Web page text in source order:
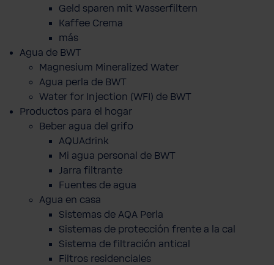
Geld sparen mit Wasserfiltern
Kaffee Crema
más
Agua de BWT
Magnesium Mineralized Water
Agua perla de BWT
Water for Injection (WFI) de BWT
Productos para el hogar
Beber agua del grifo
AQUAdrink
Mi agua personal de BWT
Jarra filtrante
Fuentes de agua
Agua en casa
Sistemas de AQA Perla
Sistemas de protección frente a la cal
Sistema de filtración antical
Filtros residenciales